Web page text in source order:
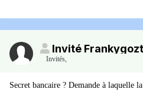
Invité
Invités,
Secret bancaire ? Demande à laquelle